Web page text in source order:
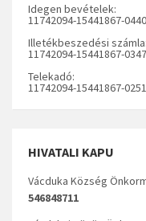
Idegen bevételek:
11742094-15441867-
Illetékbeszedési számla:
11742094-15441867-
Telekadó:
11742094-15441867-
HIVATALI KAPU
Vácduka Község
546848711